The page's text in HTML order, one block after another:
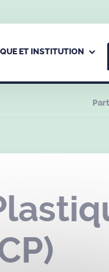
ET INSTITUTION